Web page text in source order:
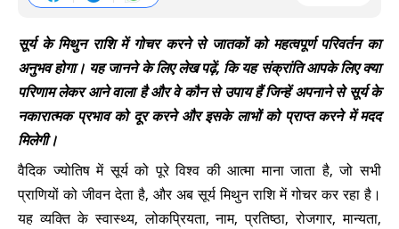
सूर्य के मिथुन राशि में गोचर करने से जातकों को महत्वपूर्ण परिवर्तन का
अनुभव होगा। यह जानने के लिए लेख पढ़ें, कि यह संक्रांति आपके लिए क्या
परिणाम लेकर आने वाला है और वे कौन से उपाय हैं जिन्हें अपनाने से सूर्य के
नकारात्मक प्रभाव को दूर करने और इसके लाभों को प्राप्त करने में मदद
मिलेगी।
वैदिक ज्योतिष में सूर्य को पूरे विश्व की आत्मा माना जाता है, जो सभी
प्राणियों को जीवन देता है, और अब सूर्य मिथुन राशि में गोचर कर रहा है।
यह व्यक्ति के स्वास्थ्य, लोकप्रियता, नाम, प्रतिष्ठा, रोजगार, मान्यता,